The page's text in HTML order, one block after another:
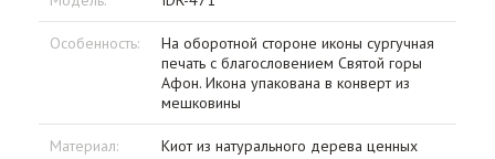
Особенность:
На оборотной стороне иконы сургучная
печать с благословением Святой горы
Афон. Икона упакована в конверт из
мешковины
Материал:
Киот из натурального дерева ценных